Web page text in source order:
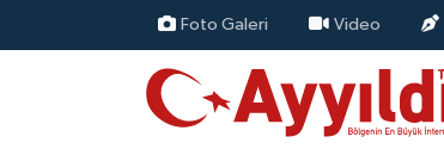
Foto Galeri Video